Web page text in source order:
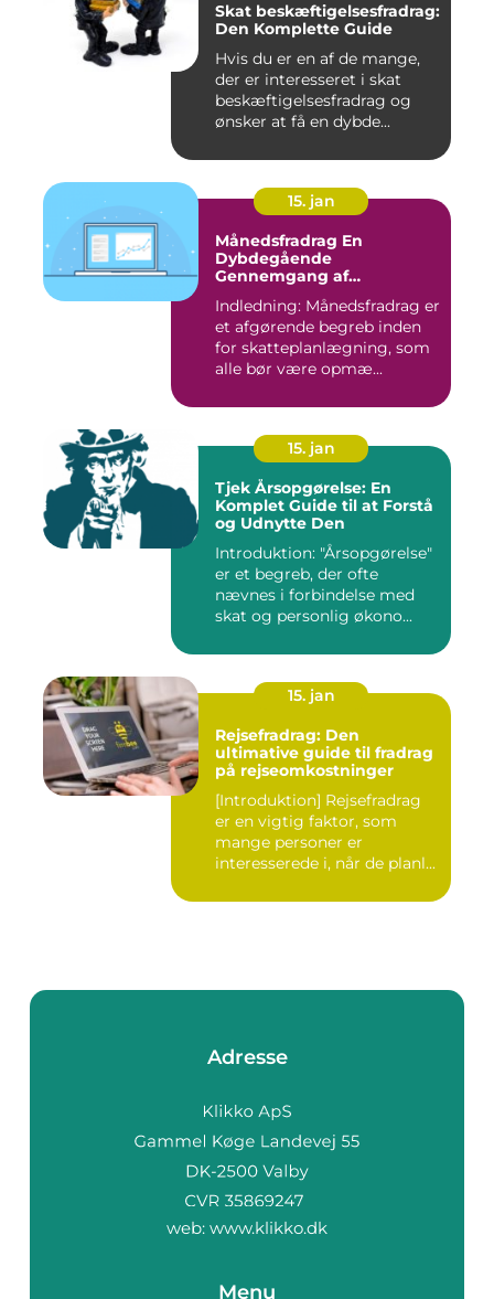
Skat beskæftigelsesfradrag:
Den Komplette Guide
Hvis du er en af de mange,
der er interesseret i skat
beskæftigelsesfradrag og
ønsker at få en dybde...
15. jan
Månedsfradrag En
Dybdegående
Gennemgang af
Indledning: Månedsfradrag er
et afgørende begreb inden
for skatteplanlægning, som
alle bør være opmæ...
15. jan
Tjek Årsopgørelse: En
Komplet Guide til at Forstå
og Udnytte Den
Introduktion: "Årsopgørelse"
er et begreb, der ofte
nævnes i forbindelse med
skat og personlig økono...
15. jan
Rejsefradrag: Den
ultimative guide til fradrag
på rejseomkostninger
[Introduktion] Rejsefradrag
er en vigtig faktor, som
mange personer er
interesserede i, når de planl...
Adresse
web: www.klikko.dk
Menu